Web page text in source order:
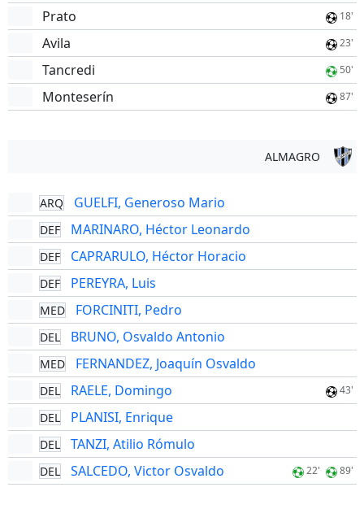
Prato 18'
Avila 23'
Tancredi 50'
Monteserín 87'
ALMAGRO
ARQ GUELFI, Generoso Mario
DEF MARINARO, Héctor Leonardo
DEF CAPRARULO, Héctor Horacio
DEF PEREYRA, Luis
MED FORCINITI, Pedro
DEL BRUNO, Osvaldo Antonio
MED FERNANDEZ, Joaquín Osvaldo
DEL RAELE, Domingo 43'
DEL PLANISI, Enrique
DEL TANZI, Atilio Rómulo
DEL SALCEDO, Victor Osvaldo 22' 89'